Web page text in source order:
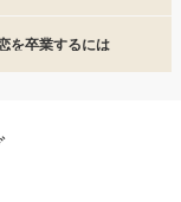
を卒業するには